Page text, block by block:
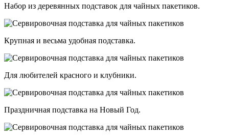
Набор из деревянных подставок для чайных пакетиков.
Крупная и весьма удобная подставка.
Для любителей красного и клубники.
Праздничная подставка на Новый Год.